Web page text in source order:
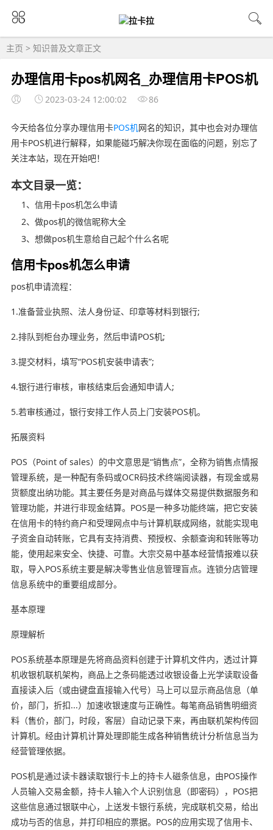
主页 > 知识普及文章正文
办理信用卡pos机网名_办理信用卡POS机
2023-03-24 12:00:02 86
今天给各位分享办理信用卡POS机网名的知识，其中也会对办理信
用卡POS机进行解释，如果能碰巧解决你现在面临的问题，别忘了
关注本站，现在开始吧！
本文目录一览：
1、信用卡pos机怎么申请
2、做pos机的微信昵称大全
3、想做pos机生意给自己起个什么名呢
信用卡pos机怎么申请
pos机申请流程：
1.准备营业执照、法人身份证、印章等材料到银行;
2.排队到柜台办理业务，然后申请POS机;
3.提交材料，填写“POS机安装申请表”;
4.银行进行审核，审核结束后会通知申请人;
5.若审核通过，银行安排工作人员上门安装POS机。
拓展资料
POS（Point of sales）的中文意思是“销售点”，全称为销售点情报
管理系统，是一种配有条码或OCR码技术终端阅读器，有现金或易
货额度出纳功能。其主要任务是对商品与媒体交易提供数据服务和
管理功能，并进行非现金结算。POS是一种多功能终端，把它安装
在信用卡的特约商户和受理网点中与计算机联成网络，就能实现电
子资金自动转账，它具有支持消费、预授权、余额查询和转账等功
能，使用起来安全、快捷、可靠。大宗交易中基本经营情报难以获
取，导入POS系统主要是解决零售业信息管理盲点。连锁分店管理
信息系统中的重要组成部分。
基本原理
原理解析
POS系统基本原理是先将商品资料创建于计算机文件内，透过计算
机收银机联机架构，商品上之条码能透过收银设备上光学读取设备
直接读入后（或由键盘直接输入代号）马上可以显示商品信息（单
价，部门，折扣...）加速收银速度与正确性。每笔商品销售明细资
料（售价，部门，时段，客层）自动记录下来，再由联机架构传回
计算机。经由计算机计算处理即能生成各种销售统计分析信息当为
经营管理依据。
POS机是通过读卡器读取银行卡上的持卡人磁条信息，由POS操作
人员输入交易金额，持卡人输入个人识别信息（即密码），POS把
这些信息通过银联中心，上送发卡银行系统，完成联机交易，给出
成功与否的信息，并打印相应的票据。POS的应用实现了信用卡、